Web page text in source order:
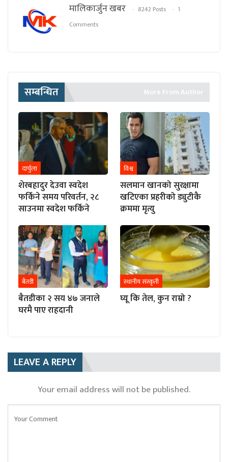
मालिकार्जुन खबर 8242 Posts
1
Comments
सम्बन्धित More From Author
दार्चुला
शेरबहादुर देउवा स्वदेश
फर्किने समय परिवर्तन, २८
साउनमा स्वदेश फर्किने
विश्व
सलमान खानको सुरक्षामा
खटिएका प्रहरीको ड्युटीकै
क्रममा मृत्यु
बैतडी
बैतडीका २ सय ४७ जनाले
घरमै पाए राहदानी
स्थानीय संस्कृती
घ्यू कि तेल, कुन राम्रो ?
LEAVE A REPLY
Your email address will not be published.